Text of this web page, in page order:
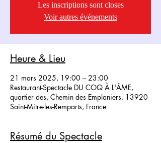
Les inscriptions sont closes
Voir autres événements
Heure & Lieu
21 mars 2025, 19:00 – 23:00
Restaurant-Spectacle DU COQ À L'ÂME,
quartier des, Chemin des Emplaniers, 13920
Saint-Mitre-les-Remparts, France
Résumé du Spectacle